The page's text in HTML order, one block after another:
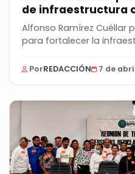
de infraestructura
Alfonso Ramírez Cuéllar
para fortalecer la
PorREDACCIÓN 7 de